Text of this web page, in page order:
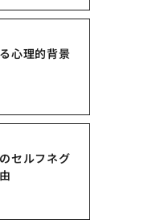
心理的背景
セルフネグ